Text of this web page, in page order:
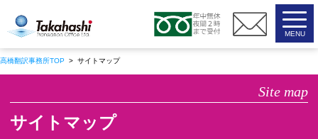
高橋翻訳事務所
高橋翻訳事務所TOP > サイトマップ
Site map
サイトマップ